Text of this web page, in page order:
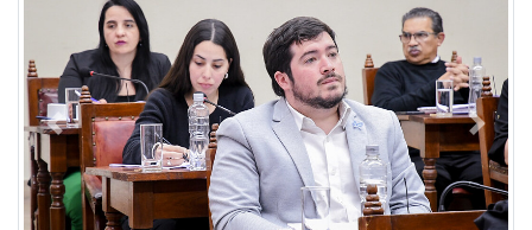
Previous Next